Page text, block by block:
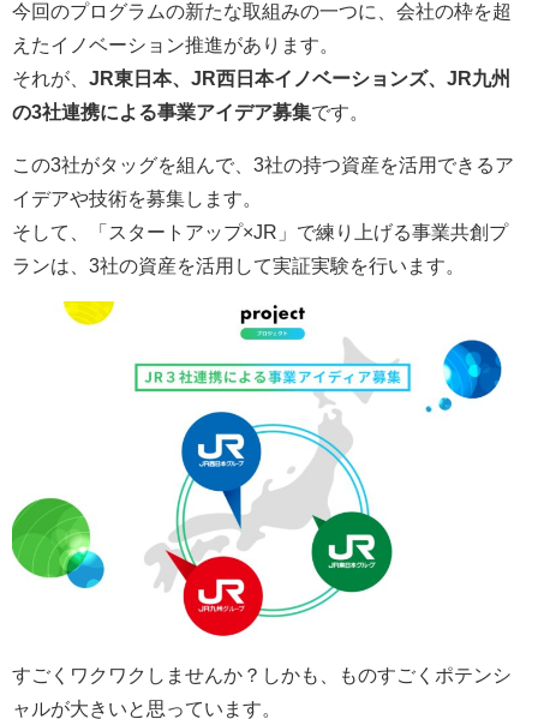
今回のプログラムの新たな取組みの一つに、会社の枠を超
えたイノベーション推進があります。
それが、 JR東日本、JR西日本イノベーションズ、JR九州
の3社連携による事業アイデア募集です。
この3社がタッグを組んで、3社の持つ資産を活用できるア
イデアや技術を募集します。
そして、「スタートアップ×JR」で練り上げる事業共創プ
ランは、3社の資産を活用して実証実験を行います。
すごくワクワクしませんか？しかも、ものすごくポテンシ
ャルが大きいと思っています。